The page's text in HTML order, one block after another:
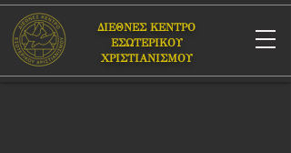
ΔΙΕΘΝΕΣ ΚΕΝΤΡΟ
ΕΣΩΤΕΡΙΚΟΥ
ΧΡΙΣΤΙΑΝΙΣΜΟΥ